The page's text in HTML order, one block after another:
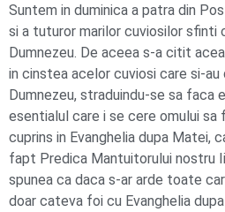
Suntem in duminica a patra din
si a tuturor marilor cuviosilor sfinti
Dumnezeu. De aceea s-a citit
in cinstea acelor cuviosi care si-
Dumnezeu, straduindu-se sa faca
esentialul care i se cere omului
cuprins in Evanghelia dupa Matei,
fapt Predica Mantuitorului nostru
spunea ca daca s-ar arde toate
doar cateva foi cu Evanghelia